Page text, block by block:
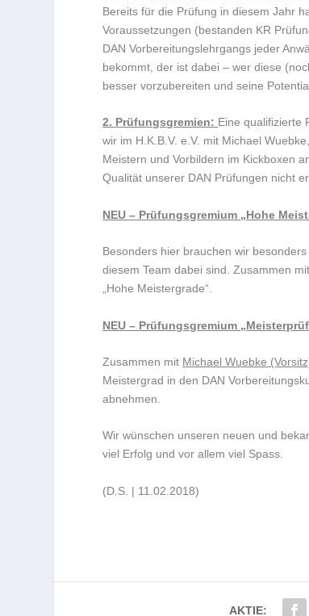
Bereits für die Prüfung in diesem Jahr
Voraussetzungen (bestanden KR
DAN Vorbereitungslehrgangs jeder
bekommt, der ist dabei – wer diese
besser vorzubereiten und seine
2. Prüfungsgremien: Eine qualifizierte
wir im H.K.B.V. e.V. mit Michael
Meistern und Vorbildern im Kickboxen
Qualität unserer DAN Prüfungen nicht
NEU – Prüfungsgremium „Hohe
Besonders hier brauchen wir
diesem Team dabei sind. Zusammen mit
„Hohe Meistergrade“.
NEU – Prüfungsgremium
Zusammen mit Michael Wuebke
Meistergrad in den DAN
abnehmen.
Wir wünschen unseren neuen und
viel Erfolg und vor allem viel Spass.
(D.S. | 11.02.2018)
AKTIE: